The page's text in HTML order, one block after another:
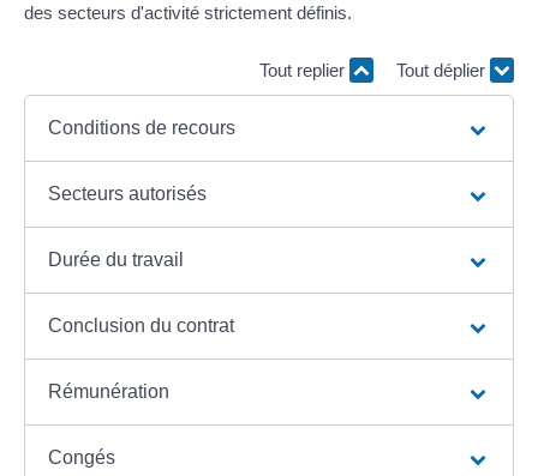
des secteurs d'activité strictement définis.
Tout replier Tout déplier
Conditions de recours
Secteurs autorisés
Durée du travail
Conclusion du contrat
Rémunération
Congés